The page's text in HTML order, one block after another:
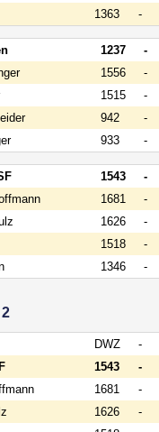
1363 -
1237 -
1556 -
1515 -
942 -
933 -
1543 -
1681 -
1626 -
1518 -
1346 -
DWZ -
1543 -
1681 -
1626 -